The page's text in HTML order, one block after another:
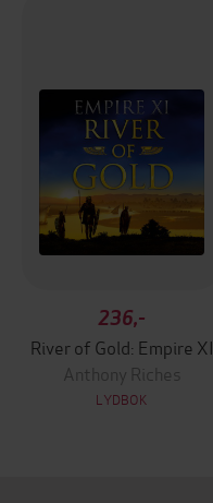
236,-
River of Gold: Empire XI
Anthony Riches
LYDBOK